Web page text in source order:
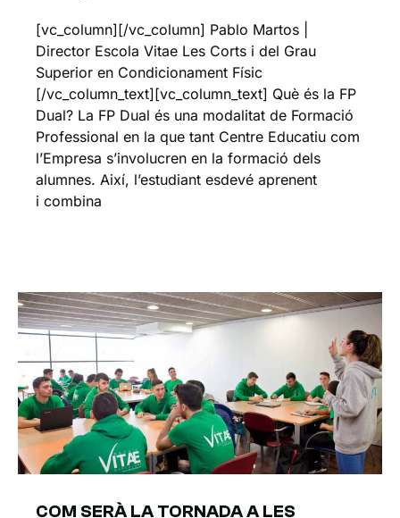
[vc_column][/vc_column] Pablo Martos |
Director Escola Vitae Les Corts i del Grau
Superior en Condicionament Físic
[/vc_column_text][vc_column_text] Què és la FP
Dual? La FP Dual és una modalitat de Formació
Professional en la que tant Centre Educatiu com
l’Empresa s’involucren en la formació dels
alumnes. Així, l’estudiant esdevé aprenent
i combina
COM SERÀ LA TORNADA A LES